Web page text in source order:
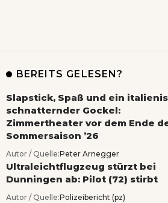
BEREITS GELESEN?
Slapstick, Spaß und ein
schnatternder Gockel:
Zimmertheater vor dem Ende
Sommersaison ’26
Autor / Quelle:Peter Arnegger
Ultraleichtflugzeug stürzt bei
Dunningen ab: Pilot (72) stirbt
Autor / Quelle:Polizeibericht (pz)